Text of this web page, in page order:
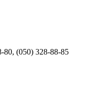
80, (050) 328-88-85